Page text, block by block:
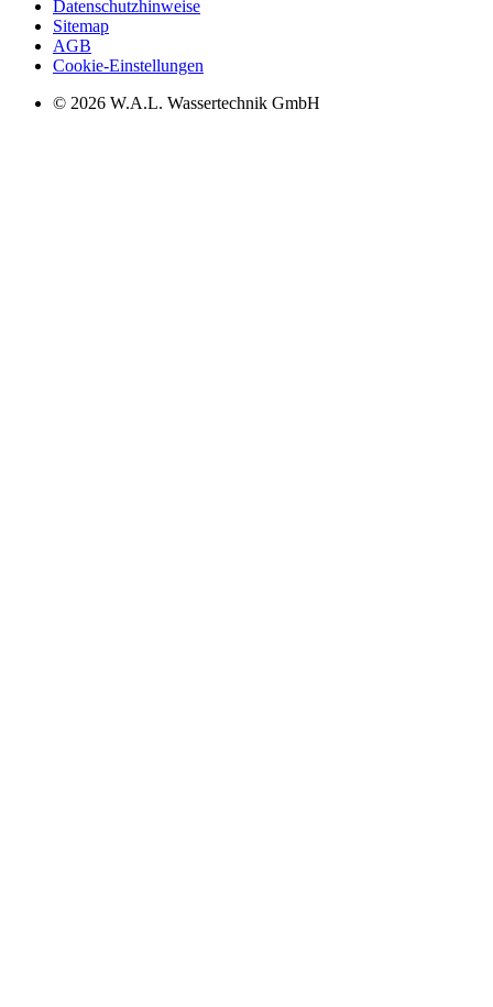
Datenschutzhinweise
Sitemap
AGB
Cookie-Einstellungen
© 2026 W.A.L. Wassertechnik GmbH